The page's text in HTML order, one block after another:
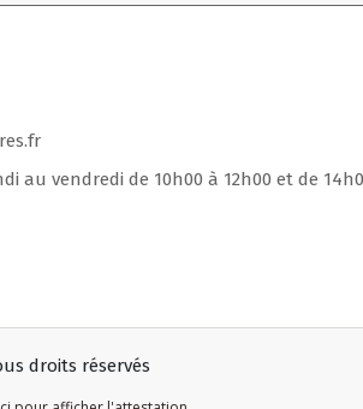
au vendredi de 10h00 à 12h00 et de
droits réservés